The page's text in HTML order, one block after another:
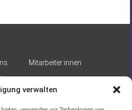
verwalten
Mitarbeiter:innen